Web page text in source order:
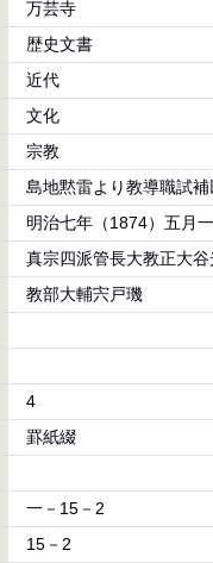
万芸寺
歴史文書
近代
文化
宗教
島地黙雷より教導職試
明治七年（1874）五月
真宗四派管長大教正大谷
教部大輔宍戸璣
4
罫紙綴
一－15－2
15－2